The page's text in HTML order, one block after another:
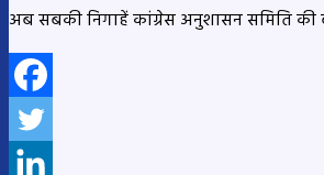
अब सबकी निगाहें कांग्रेस अनुशासन समिति की